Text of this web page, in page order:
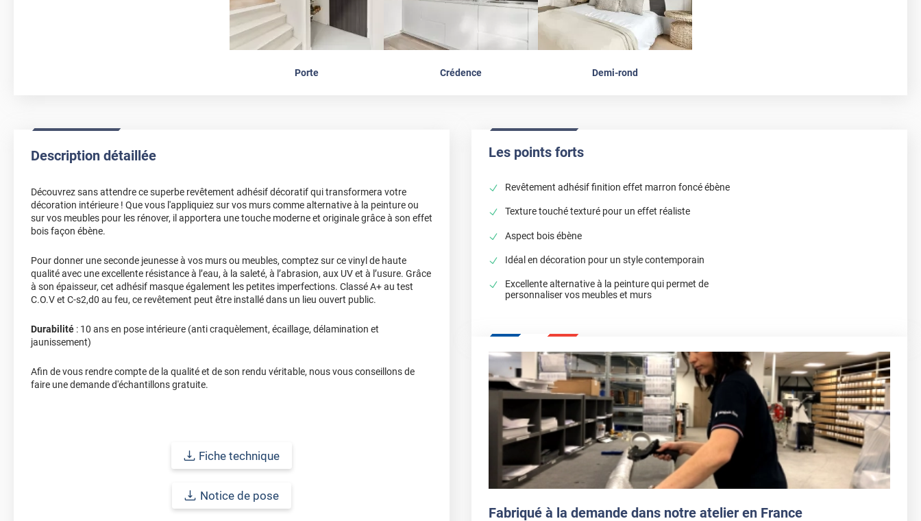
Porte Crédence Demi-rond
Description détaillée
Découvrez sans attendre ce superbe revêtement adhésif décoratif qui transformera votre
décoration intérieure ! Que vous l'appliquiez sur vos murs comme alternative à la peinture ou
sur vos meubles pour les rénover, il apportera une touche moderne et originale grâce à son effet
bois façon ébène.
Pour donner une seconde jeunesse à vos murs ou meubles, comptez sur ce vinyl de haute
qualité avec une excellente résistance à l’eau, à la saleté, à l’abrasion, aux UV et à l’usure. Grâce
à son épaisseur, cet adhésif masque également les petites imperfections. Classé A+ au test
C.O.V et C-s2,d0 au feu, ce revêtement peut être installé dans un lieu ouvert public.
Durabilité : 10 ans en pose intérieure (anti craquèlement, écaillage, délamination et
jaunissement)
Afin de vous rendre compte de la qualité et de son rendu véritable, nous vous conseillons de
faire une demande d'échantillons gratuite.
Fiche technique
Notice de pose
Les points forts
Revêtement adhésif finition effet marron foncé ébène
Texture touché texturé pour un effet réaliste
Aspect bois ébène
Idéal en décoration pour un style contemporain
Excellente alternative à la peinture qui permet de
personnaliser vos meubles et murs
Fabriqué à la demande dans notre atelier en France